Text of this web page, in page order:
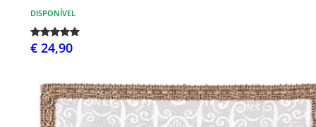
DISPONÍVEL
€ 24,90